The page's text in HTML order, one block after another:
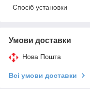
Спосіб установки
Умови доставки
Нова Пошта
Всі умови доставки